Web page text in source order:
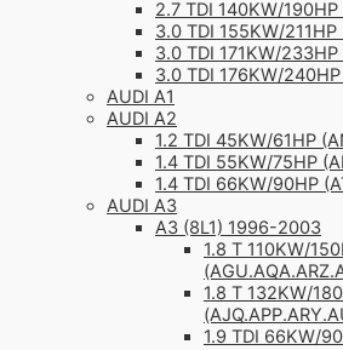
2.7 TDI 140KW/
3.0 TDI 155KW/211HP
3.0 TDI 171KW/233HP
3.0 TDI 176KW/
AUDI A1
AUDI A2
1.2 TDI 45KW/61HP
1.4 TDI 55KW/75HP
1.4 TDI 66KW/90HP
AUDI A3
A3 (8L1) 1996-2003
1.8 T 110KW/
1.8 T 132KW/
1.9 TDI 66KW/